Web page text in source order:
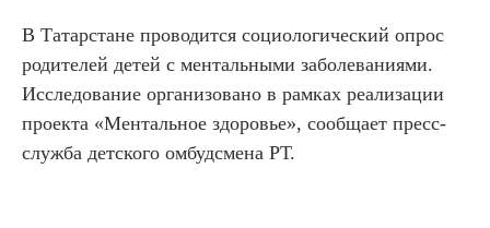
В Татарстане проводится социологический опрос
родителей детей с ментальными заболеваниями.
Исследование организовано в рамках реализации
проекта «Ментальное здоровье», сообщает пресс-
служба детского омбудсмена РТ.